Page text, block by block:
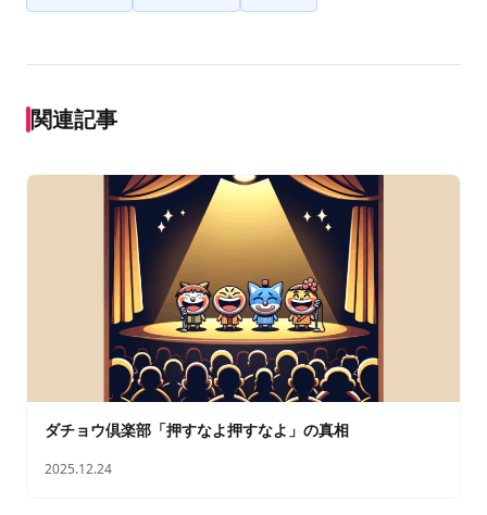
関連記事
ダチョウ倶楽部「押すなよ押すなよ」の真相
2025.12.24